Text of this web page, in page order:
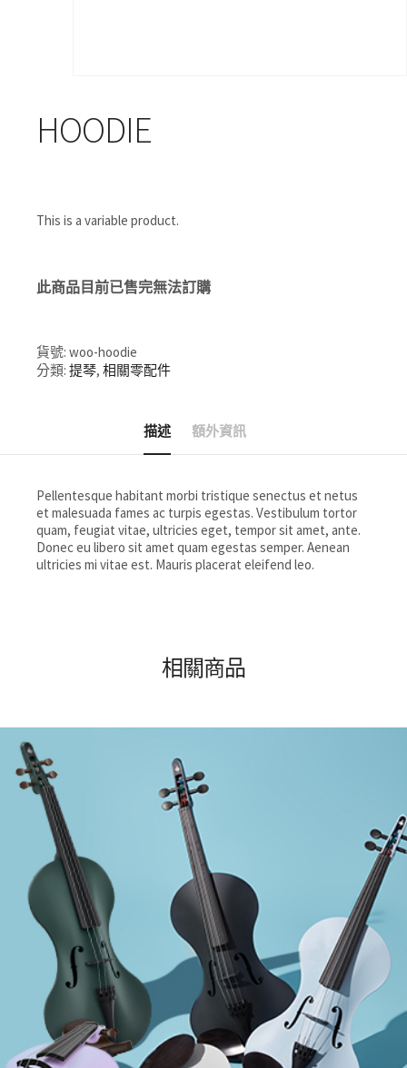
HOODIE
This is a variable product.
此商品目前已售完無法訂購
貨號: woo-hoodie
分類: 提琴, 相關零配件
描述 額外資訊
Pellentesque habitant morbi tristique senectus et netus
et malesuada fames ac turpis egestas. Vestibulum tortor
quam, feugiat vitae, ultricies eget, tempor sit amet, ante.
Donec eu libero sit amet quam egestas semper. Aenean
ultricies mi vitae est. Mauris placerat eleifend leo.
相關商品